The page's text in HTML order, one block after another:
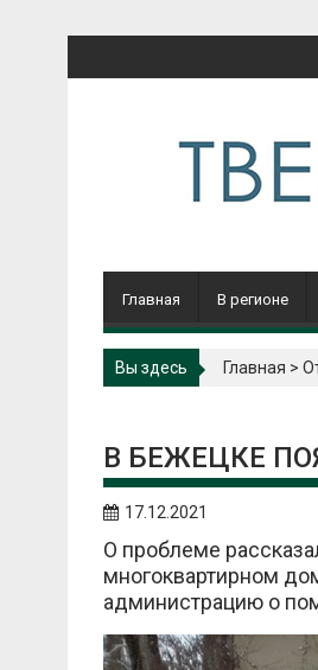
Главная В регионе
Вы здесь Главная >
В БЕЖЕЦКЕ
17.12.2021
О проблеме
многоквартирном
администрацию о